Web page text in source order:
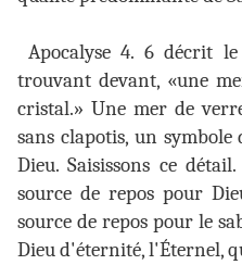
Apocalyse 4. 6 décrit
trouvant devant, «une
cristal.» Une mer de
sans clapotis, un
Dieu. Saisissons ce
source de repos pour
source de repos pour le
Dieu d'éternité, l'Éternel,